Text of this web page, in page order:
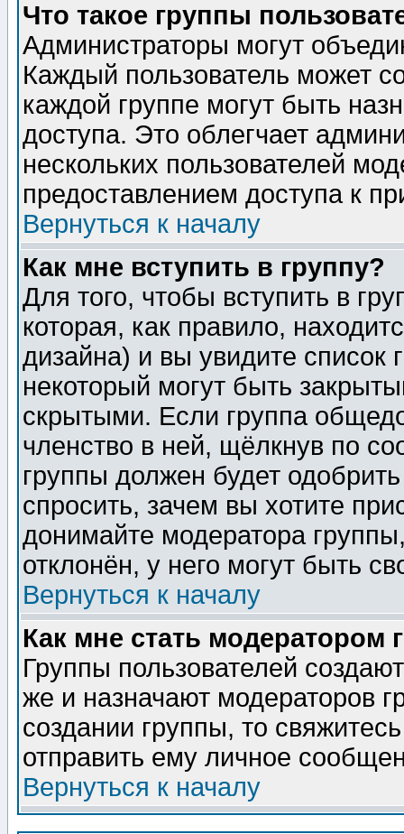
Что такое группы
Администраторы могут
Каждый пользователь может
каждой группе могут быть
доступа. Это облегчает
нескольких пользователей
предоставлением доступа к
Вернуться к началу
Как мне вступить в группу?
Для того, чтобы вступить в
которая, как правило,
дизайна) и вы увидите список
некоторый могут быть
скрытыми. Если группа
членство в ней, щёлкнув по
группы должен будет
спросить, зачем вы хотите
донимайте модератора
отклонён, у него могут быть
Вернуться к началу
Как мне стать модератором
Группы пользователей
же и назначают модераторов
создании группы, то
отправить ему личное
Вернуться к началу